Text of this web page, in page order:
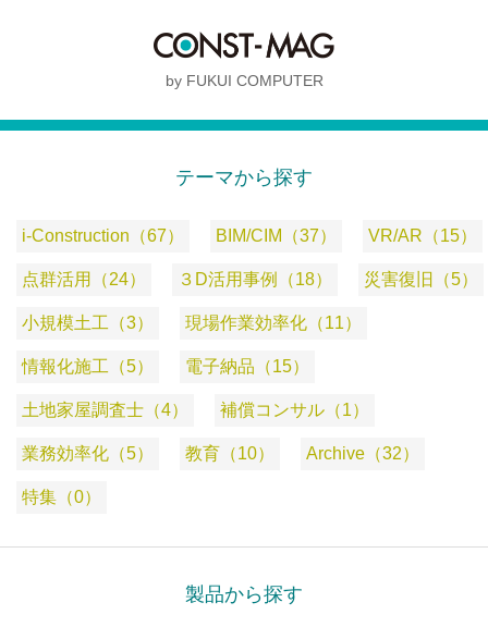
by FUKUI COMPUTER
テーマから探す
i-Construction（67） BIM/CIM（37） VR/AR（15）
点群活用（24） ３D活用事例（18） 災害復旧（5）
小規模土工（3） 現場作業効率化（11）
情報化施工（5） 電子納品（15）
土地家屋調査士（4） 補償コンサル（1）
業務効率化（5） 教育（10） Archive（32）
特集（0）
製品から探す